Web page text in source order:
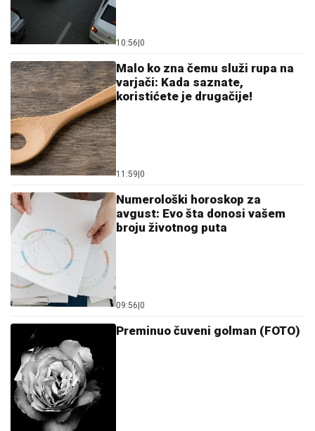
10:56 0
Malo ko zna čemu služi rupa na
varjači: Kada saznate,
koristićete je drugačije!
11:59 0
Numerološki horoskop za
avgust: Evo šta donosi vašem
broju životnog puta
09:56 0
Preminuo čuveni golman (FOTO)